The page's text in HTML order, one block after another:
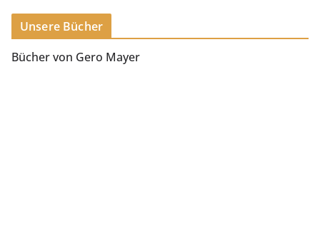
Unsere Bücher
Bücher von Gero Mayer